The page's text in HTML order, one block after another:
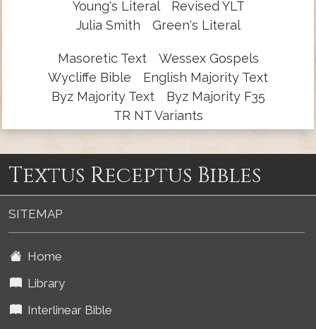
Young's Literal
Revised YLT
Julia Smith
Green's Literal
Masoretic Text
Wessex Gospels
Wycliffe Bible
English Majority Text
Byz Majority Text
Byz Majority F35
TR NT Variants
Textus Receptus Bibles
SITEMAP
Home
Library
Interlinear Bible